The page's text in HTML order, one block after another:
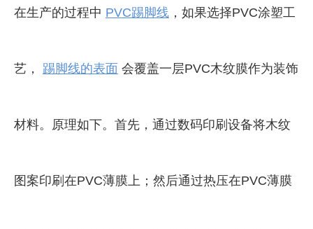
在生产的过程中 PVC踢脚线 ，如果选择PVC涂塑工
艺， 踢脚线的表面 会覆盖一层PVC木纹膜作为装饰
材料。原理如下。首先，通过数码印刷设备将木纹
图案印刷在PVC薄膜上；然后通过热压在PVC薄膜